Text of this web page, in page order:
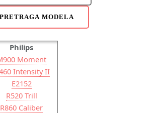
PRETRAGA MODELA
Philips
Moment
Intensity II
E2152
R520 Trill
R860 Caliber